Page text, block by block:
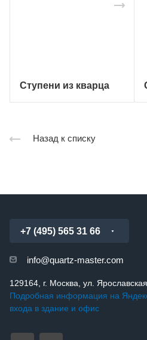
Ступени из кварца
Назад к списку
+7 (495) 565 31 66
info@quartz-master.com
129164, г. Москва, ул.
Подробная информация на
входа в здание и офис